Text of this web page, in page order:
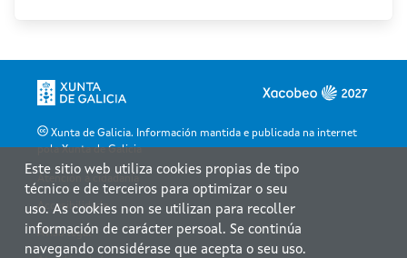
Xunta de Galicia. Información mantida e publicada na internet
pola Xunta de Galicia
Accesibilidade
Aviso legal
Este sitio web utiliza cookies propias de tipo
técnico e de terceiros para optimizar o seu
uso. As cookies non se utilizan para recoller
información de carácter persoal. Se continúa
navegando considérase que acepta o seu uso.